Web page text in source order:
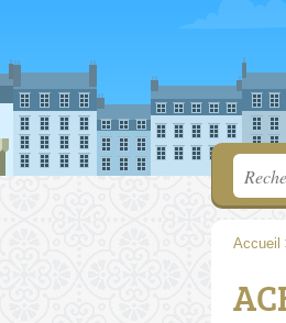
Accueil